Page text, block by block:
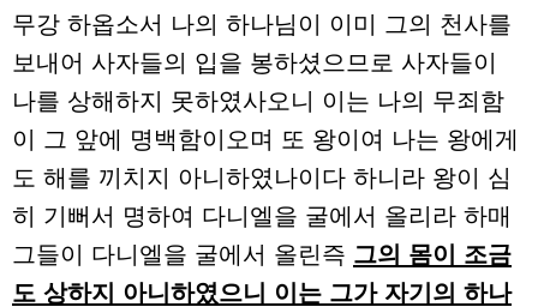
무강 하옵소서 나의 하나님이 이미 그의 천사를
보내어 사자들의 입을 봉하셨으므로 사자들이
나를 상해하지 못하였사오니 이는 나의 무죄함
이 그 앞에 명백함이오며 또 왕이여 나는 왕에게
도 해를 끼치지 아니하였나이다 하니라 왕이 심
히 기뻐서 명하여 다니엘을 굴에서 올리라 하매
그들이 다니엘을 굴에서 올린즉 그의 몸이 조금
도 상하지 아니하였으니 이는 그가 자기의 하나